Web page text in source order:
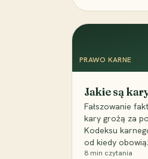
PRAWO KARNE
Jakie są
Fałszowanie
kary grożą za
Kodeksu
od kiedy
8 min czytania